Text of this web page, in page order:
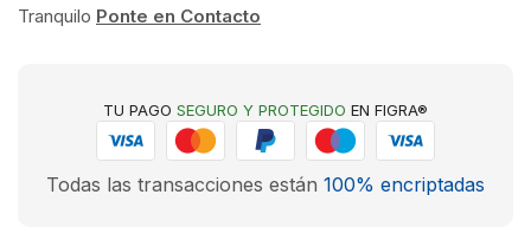
Tranquilo Ponte en Contacto
TU PAGO SEGURO Y PROTEGIDO EN FIGRA®
Todas las transacciones están 100% encriptadas